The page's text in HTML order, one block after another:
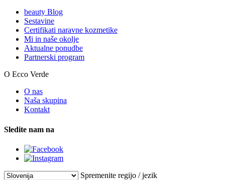
beauty Blog
Sestavine
Certifikati naravne kozmetike
Mi in naše okolje
Aktualne ponudbe
Partnerski program
O Ecco Verde
O nas
Naša skupina
Kontakt
Sledite nam na
Spremenite regijo / jezik